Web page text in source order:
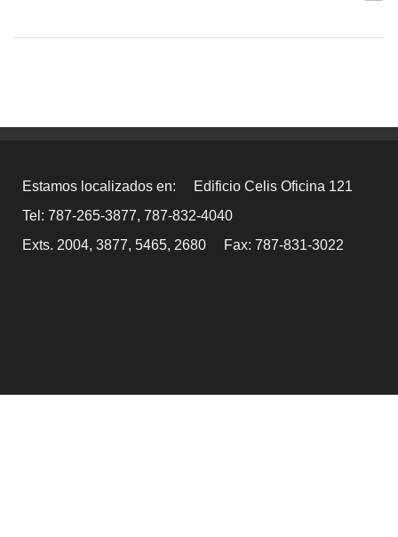
Estamos localizados en:
Edificio Celis Oficina 121
Tel: 787-265-3877, 787-832-4040
Exts. 2004, 3877, 5465, 2680
Fax: 787-831-3022